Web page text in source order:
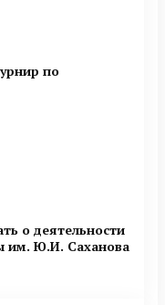
по
о деятельности
им. Ю.И. Саханова